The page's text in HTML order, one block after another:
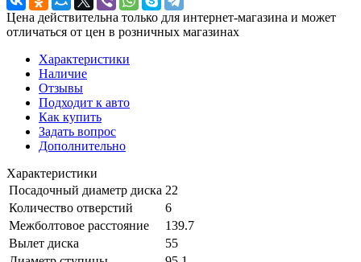
Цена действительна только для интернет-магазина и может
отличаться от цен в розничных магазинах
Характеристики
Наличие
Отзывы
Подходит к авто
Как купить
Задать вопрос
Дополнительно
Характеристики
Посадочный диаметр диска 22
Количество отверстий
6
Межболтовое расстояние
139.7
Вылет диска
55